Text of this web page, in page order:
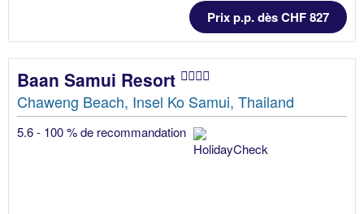
Prix p.p. dès CHF 827
Baan Samui Resort
Chaweng Beach, Insel Ko Samui, Thailand
5.6 - 100 % de recommandation